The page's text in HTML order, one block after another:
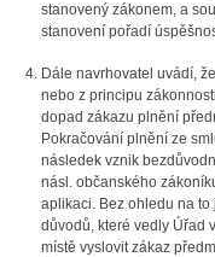
stanovený zákonem, a
stanovení pořadí
Dále navrhovatel uvádí,
nebo z principu
dopad zákazu plnění
Pokračování plnění ze
následek vznik
násl. občanského
aplikaci. Bez ohledu na
důvodů, které vedly Úřad
místě vyslovit zákaz